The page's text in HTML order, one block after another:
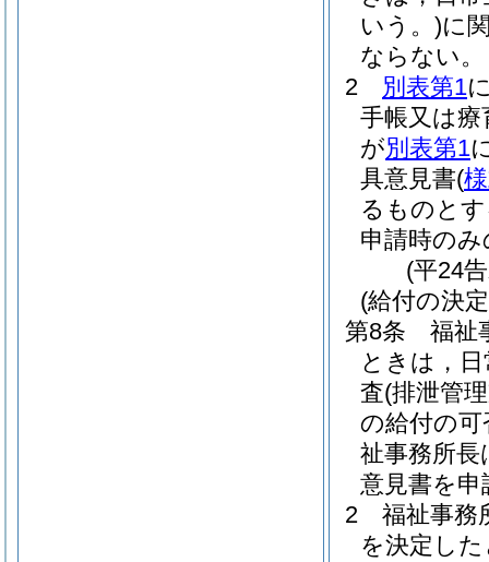
いう。)に
ならない。
2
別表第1
手帳又は
が別表第1
具意見書(
るものと
申請時の
(平24
(給付の決
第8条
福祉
ときは，
査(排泄管
の給付の
祉事務所
意見書を
2
福祉事務
を決定し